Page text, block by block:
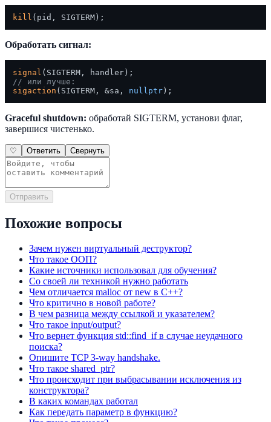
kill
Обработать сигнал:
signal
// или лучше:
sigaction (SIGTERM, &sa, nullptr
Graceful shutdown: обработай SIGTERM, установи флаг,
завершися чистенько.
♡ Ответить Свернуть
Отправить
Похожие вопросы
Зачем нужен виртуальный деструктор?
Что такое ООП?
Какие источники использовал для обучения?
Со своей ли техникой нужно работать
Чем отличается malloc от new в C++?
Что критично в новой работе?
В чем разница между ссылкой и указателем?
Что такое input/output?
Что вернет функция std::find_if в случае неудачного
поиска?
Опишите TCP 3-way handshake.
Что такое shared_ptr?
Что происходит при выбрасывании исключения из
конструктора?
В каких командах работал
Как передать параметр в функцию?